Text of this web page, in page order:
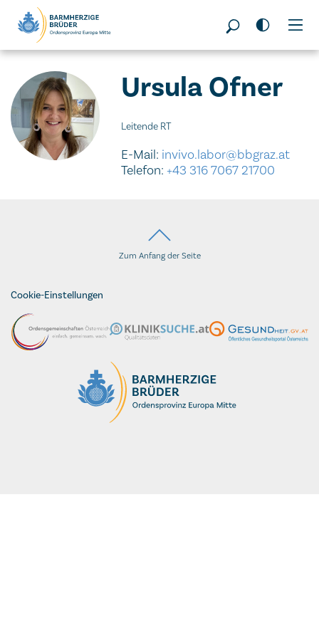
Seitenbereiche:
Ursula Ofner
Leitende RT
E-Mail: invivo.labor@bbgraz.at
Telefon:+43 316 7067 21700
Zum Anfang der Seite
Cookie-Einstellungen